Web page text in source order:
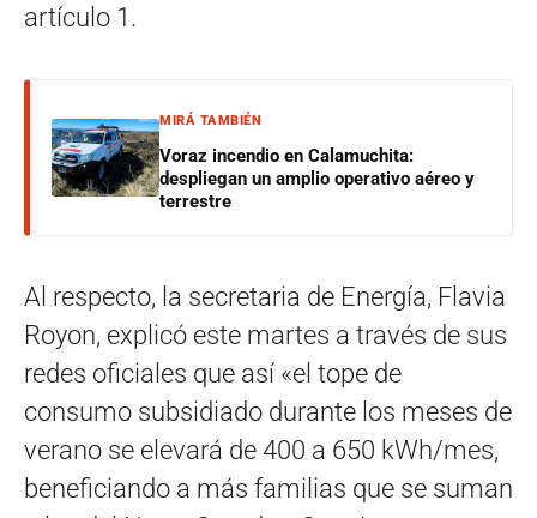
artículo 1.
MIRÁ TAMBIÉN
Voraz incendio en Calamuchita:
despliegan un amplio operativo aéreo y
terrestre
Al respecto, la secretaria de Energía, Flavia
Royon, explicó este martes a través de sus
redes oficiales que así «el tope de
consumo subsidiado durante los meses de
verano se elevará de 400 a 650 kWh/mes,
beneficiando a más familias que se suman